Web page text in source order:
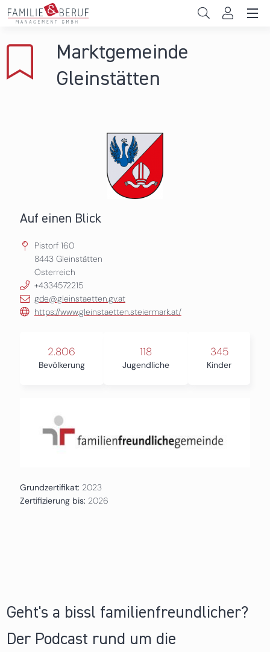
Direkt zum Inhalt
Gemeinden
Marktgemeinde
Gleinstätten
Auf einen Blick
Pistorf 160
8443 Gleinstätten
Österreich
+4334572215
gde@gleinstaetten.gv.at
https://www.gleinstaetten.steiermark.at/
2.806
Bevölkerung
118
Jugendliche
345
Kinder
Grundzertifikat: 2023
Zertifizierung bis: 2026
Geht's a bissl familienfreundlicher?
Der Podcast rund um die